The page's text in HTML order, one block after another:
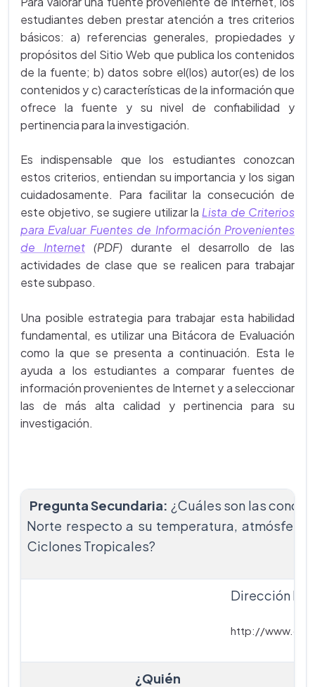
estudiantes deben prestar atención a tres criterios
básicos: a) referencias generales, propiedades y
propósitos del Sitio Web que publica los contenidos
de la fuente; b) datos sobre el(los) autor(es) de los
contenidos y c) características de la información que
ofrece la fuente y su nivel de confiabilidad y
pertinencia para la investigación.
Es indispensable que los estudiantes conozcan
estos criterios, entiendan su importancia y los sigan
cuidadosamente. Para facilitar la consecución de
este objetivo, se sugiere utilizar la Lista de Criterios
para Evaluar Fuentes de Información Provenientes
de Internet (PDF) durante el desarrollo de las
actividades de clase que se realicen para trabajar
este subpaso.
Una posible estrategia para trabajar esta habilidad
fundamental, es utilizar una Bitácora de Evaluación
como la que se presenta a continuación. Esta le
ayuda a los estudiantes a comparar fuentes de
información provenientes de Internet y a seleccionar
las de más alta calidad y pertinencia para su
investigación.
Pregunta Secundaria: ¿Cuáles son las
Norte respecto a su temperatura,
Ciclones Tropicales?
Dirección
http://
¿Quién